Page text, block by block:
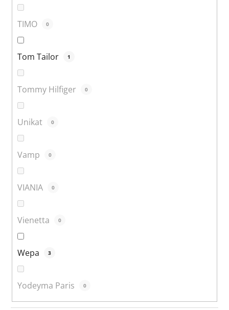
TIMO 0
Tom Tailor 1
Tommy Hilfiger 0
Unikat 0
Vamp 0
VIANIA 0
Vienetta 0
Wepa 3
Yodeyma Paris 0